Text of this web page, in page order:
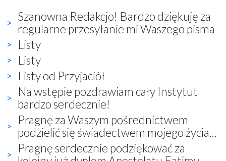
Szanowna Redakcjo! Bardzo dziękuję za
regularne przesyłanie mi Waszego pisma
Listy
Listy
Listy od Przyjaciół
Na wstępie pozdrawiam cały Instytut
bardzo serdecznie!
Pragnę za Waszym pośrednictwem
podzielić się świadectwem mojego życia...
Pragnę serdecznie podziękować za